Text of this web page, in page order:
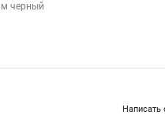
черный
Написать